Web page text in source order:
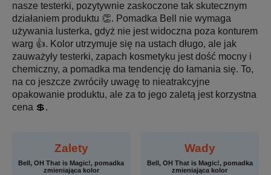
nasze testerki, pozytywnie zaskoczone tak skutecznym
działaniem produktu 👏. Pomadka Bell nie wymaga
używania lusterka, gdyż nie jest widoczna poza konturem
warg 👍. Kolor utrzymuje się na ustach długo, ale jak
zauważyły testerki, zapach kosmetyku jest dość mocny i
chemiczny, a pomadka ma tendencję do łamania się. To,
na co jeszcze zwróciły uwagę to nieatrakcyjne
opakowanie produktu, ale za to jego zaletą jest korzystna
cena 💲.
Zalety
Bell, OH That is Magic!, pomadka
zmieniająca kolor
Wady
Bell, OH That is Magic!, pomadka
zmieniająca kolor